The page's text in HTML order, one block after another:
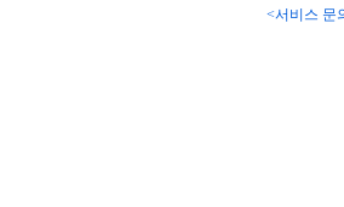
<서비스 문